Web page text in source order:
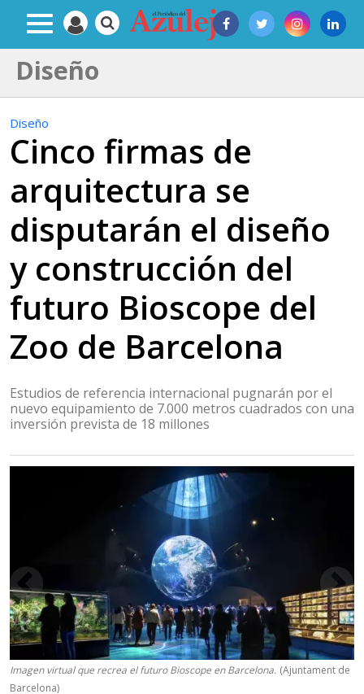
Diseño
Diseño
Cinco firmas de
arquitectura se
disputarán el diseño
y construcción del
futuro Bioscope del
Zoo de Barcelona
Estudios de referencia internacional pugnarán por el
nuevo equipamiento de 7.000 metros cuadrados con una
inversión prevista de 18 millones
Imagen virtual que recrea el futuro Bioscope en Barcelona. (Ajuntament de
Barcelona)